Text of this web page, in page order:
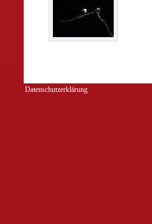
Datenschutzerklärung